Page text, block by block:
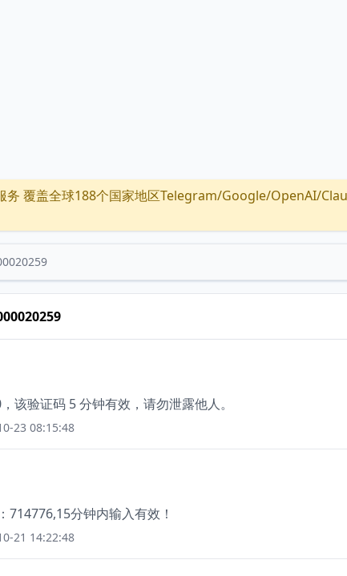
务 覆盖全球188个国家地区Telegram/Google/OpenAI/
该验证码 5 分钟有效，请勿泄露他人。
23 08:15:48
714776,15分钟内输入有效！
21 14:22:48